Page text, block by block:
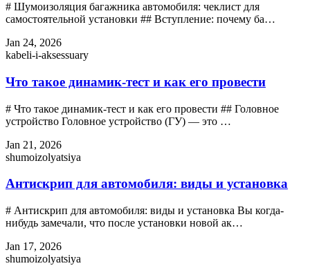
# Шумоизоляция багажника автомобиля: чеклист для
самостоятельной установки ## Вступление: почему ба…
Jan 24, 2026
kabeli-i-aksessuary
Что такое динамик-тест и как его провести
# Что такое динамик-тест и как его провести ## Головное
устройство Головное устройство (ГУ) — это …
Jan 21, 2026
shumoizolyatsiya
Антискрип для автомобиля: виды и установка
# Антискрип для автомобиля: виды и установка Вы когда-
нибудь замечали, что после установки новой ак…
Jan 17, 2026
shumoizolyatsiya